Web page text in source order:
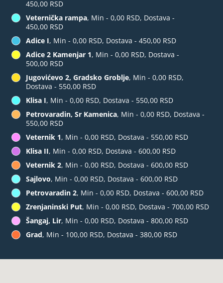
450,00 RSD
Veternička rampa, Min - 0,00 RSD, Dostava -
450,00 RSD
Adice I, Min - 0,00 RSD, Dostava - 450,00 RSD
Adice 2 Kamenjar 1, Min - 0,00 RSD, Dostava -
500,00 RSD
Jugovićevo 2, Gradsko Groblje, Min - 0,00 RSD,
Dostava - 550,00 RSD
Klisa I, Min - 0,00 RSD, Dostava - 550,00 RSD
Petrovaradin, Sr Kamenica, Min - 0,00 RSD, Dostava -
550,00 RSD
Veternik 1, Min - 0,00 RSD, Dostava - 550,00 RSD
Klisa II, Min - 0,00 RSD, Dostava - 600,00 RSD
Veternik 2, Min - 0,00 RSD, Dostava - 600,00 RSD
Sajlovo, Min - 0,00 RSD, Dostava - 600,00 RSD
Petrovaradin 2, Min - 0,00 RSD, Dostava - 600,00 RSD
Zrenjaninski Put, Min - 0,00 RSD, Dostava - 700,00 RSD
Šangaj, Lir, Min - 0,00 RSD, Dostava - 800,00 RSD
Grad, Min - 100,00 RSD, Dostava - 380,00 RSD